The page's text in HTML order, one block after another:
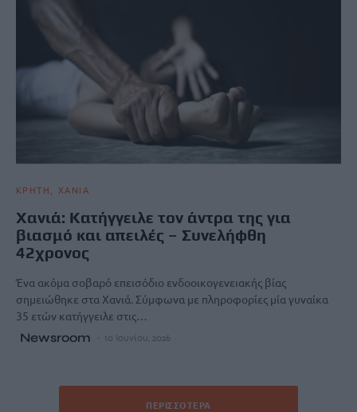
ΚΡΗΤΗ ΧΑΝΙΑ
Χανιά: Κατήγγειλε τον άντρα της για
βιασμό και απειλές – Συνελήφθη
42χρονος
Ένα ακόμα σοβαρό επεισόδιο ενδοοικογενειακής βίας
σημειώθηκε στα Χανιά. Σύμφωνα με πληροφορίες μία γυναίκα
35 ετών κατήγγειλε στις…
Newsroom 10 Ιουνίου, 2026
ΠΕΡΙΣΣΌΤΕΡΑ